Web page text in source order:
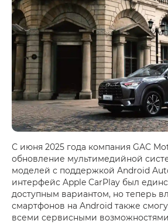
С июня 2025 года компания GAC
обновление мультимедийной
моделей с поддержкой Android
интерфейс Apple CarPlay был
доступным вариантом, но теперь
смартфонов на Android также
всеми сервисными